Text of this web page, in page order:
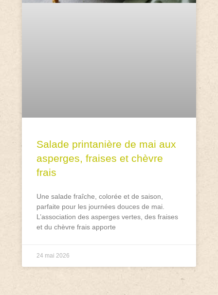
Salade printanière de mai aux
asperges, fraises et chèvre
frais
Une salade fraîche, colorée et de saison,
parfaite pour les journées douces de mai.
L’association des asperges vertes, des fraises
et du chèvre frais apporte
24 mai 2026